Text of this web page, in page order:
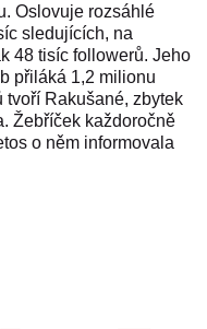
Oslovuje rozsáhlé
sledujících, na
48 tisíc followerů. Jeho
přiláká 1,2 milionu
tvoří Rakušané, zbytek
Žebříček každoročně
o něm informovala